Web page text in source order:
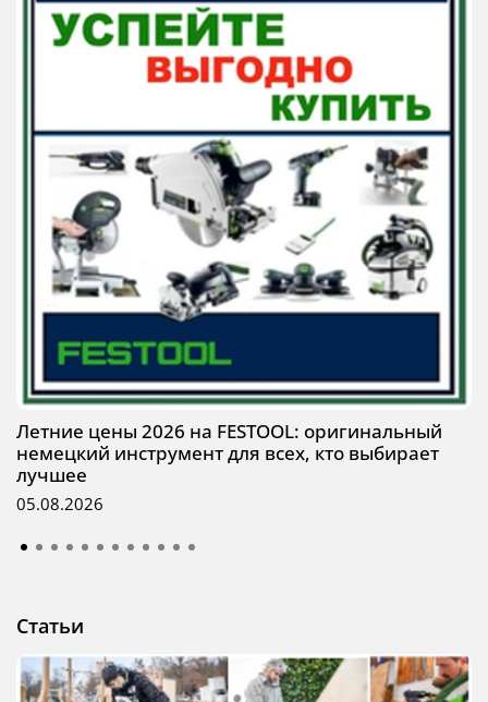
Летние цены 2026 на FESTOOL: оригинальный
немецкий инструмент для всех, кто выбирает
лучшее
05.08.2026
Статьи